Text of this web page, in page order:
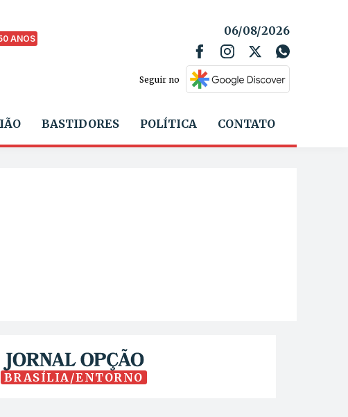
ANOS
06/08/2026
Seguir no
BASTIDORES POLÍTICA CONTATO
BRASÍLIA/ENTORNO